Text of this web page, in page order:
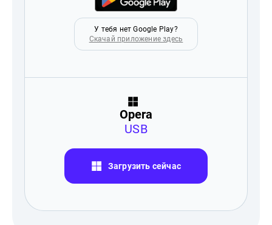
У тебя нет Google Play?
Скачай приложение здесь
Opera
USB
Загрузить сейчас